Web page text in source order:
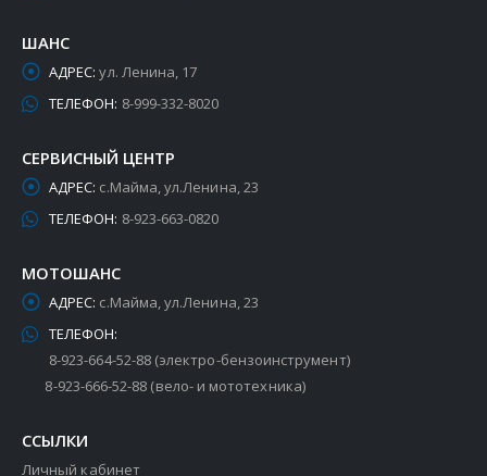
ШАНС
АДРЕС: ул. Ленина, 17
ТЕЛЕФОН: 8-999-332-8020
СЕРВИСНЫЙ ЦЕНТР
АДРЕС: с.Майма, ул.Ленина, 23
ТЕЛЕФОН: 8-923-663-0820
МОТОШАНС
АДРЕС: с.Майма, ул.Ленина, 23
ТЕЛЕФОН:
8-923-664-52-88 (электро-бензоинструмент)
8-923-666-52-88 (вело- и мототехника)
ССЫЛКИ
Личный кабинет